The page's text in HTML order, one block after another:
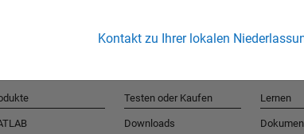
Kontakt zu Ihrer lokalen
Testen oder Kaufen
Downloads
Lernen